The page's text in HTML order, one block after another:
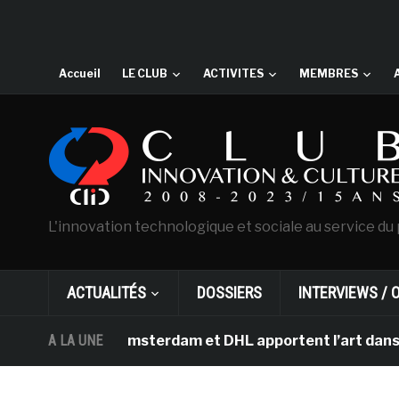
Accueil LE CLUB ACTIVITES MEMBRES
L'innovation technologique et sociale au service
ACTUALITÉS DOSSIERS INTERVIEWS /
A LA UNE
Gogh d’Amsterdam et DHL apportent l’art dans les